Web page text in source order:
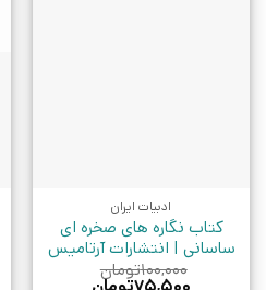
ادبیات ایران
کتاب نگاره های صخره ای
ساسانی | انتشارات آرتامیس
۱۰۰,۰۰۰تومان